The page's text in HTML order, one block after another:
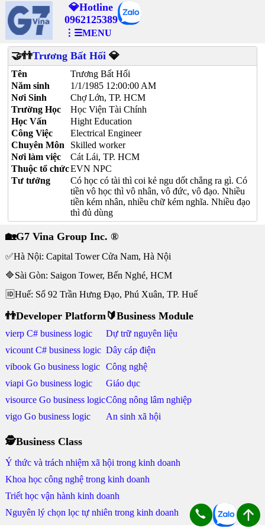
💎Hotline
0962125389
⋮☰MENU
🤝👬Trương Bất Hối 💎
Tên
Trương Bất Hối
Năm sinh
1/1/1985 12:00:00 AM
Nơi Sinh
Chợ Lớn, TP. HCM
Trường Học
Học Viện Tài Chính
Học Vấn
Hight Education
Công Việc
Electrical Engineer
Chuyên Môn
Skilled worker
Nơi làm việc
Cát Lái, TP. HCM
Thuộc tổ chứcEVN NPC
Tư tưởng
Có học có tài thì coi kẻ ngu dốt chẳng ra gì. Có
tiền vô học thì vô nhân, vô đức, vô đạo. Nhiều
tiền kém nhân, nhiều chữ kém nghĩa. Nhiều đạo
thì đủ dùng
🏡G7 Vina Group Inc. ®
✅Hà Nội: Capital Tower Cửa Nam, Hà Nội
🔷Sài Gòn: Saigon Tower, Bến Nghé, HCM
🆔Huế: Số 92 Trần Hưng Đạo, Phú Xuân, TP. Huế
👬Developer Platform
vierp C# business logic
vicount C# business logic
vibook Go business logic
viapi Go business logic
visource Go business logic
vigo Go business logic
🔰Business Module
Dự trữ nguyên liệu
Dây cáp điện
Công nghệ
Giáo dục
Công nông lâm nghiệp
An sinh xã hội
🕵Business Class
Ý thức và trách nhiệm xã hội trong kinh doanh
Khoa học công nghệ trong kinh doanh
Triết học vận hành kinh doanh
Nguyên lý chọn lọc tự nhiên trong kinh doanh